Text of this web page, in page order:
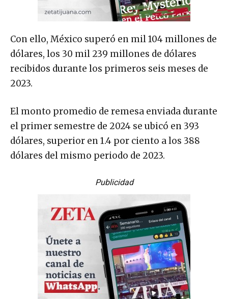
Con ello, México superó en mil 104 millones de
dólares, los 30 mil 239 millones de dólares
recibidos durante los primeros seis meses de
2023.
El monto promedio de remesa enviada durante
el primer semestre de 2024 se ubicó en 393
dólares, superior en 1.4 por ciento a los 388
dólares del mismo periodo de 2023.
Publicidad